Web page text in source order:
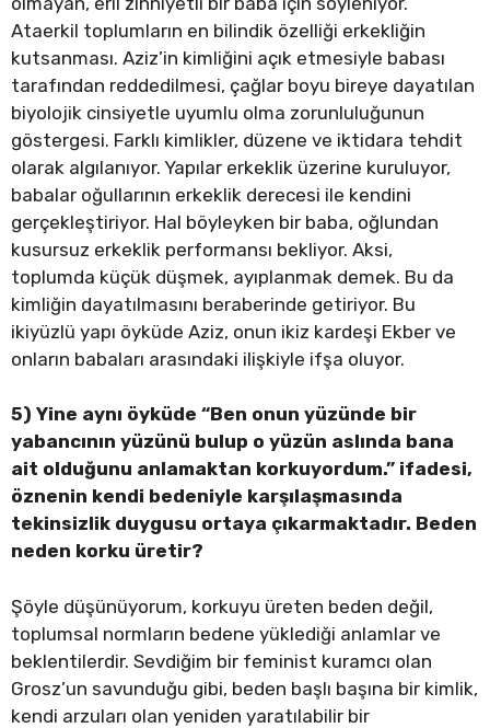
Ataerkil toplumların en bilindik özelliği erkekliğin
kutsanması. Aziz’in kimliğini açık etmesiyle babası
tarafından reddedilmesi, çağlar boyu bireye dayatılan
biyolojik cinsiyetle uyumlu olma zorunluluğunun
göstergesi. Farklı kimlikler, düzene ve iktidara tehdit
olarak algılanıyor. Yapılar erkeklik üzerine kuruluyor,
babalar oğullarının erkeklik derecesi ile kendini
gerçekleştiriyor. Hal böyleyken bir baba, oğlundan
kusursuz erkeklik performansı bekliyor. Aksi,
toplumda küçük düşmek, ayıplanmak demek. Bu da
kimliğin dayatılmasını beraberinde getiriyor. Bu
ikiyüzlü yapı öyküde Aziz, onun ikiz kardeşi Ekber ve
onların babaları arasındaki ilişkiyle ifşa oluyor.
5) Yine aynı öyküde “Ben onun yüzünde bir
yabancının yüzünü bulup o yüzün aslında bana
ait olduğunu anlamaktan korkuyordum.” ifadesi,
öznenin kendi bedeniyle karşılaşmasında
tekinsizlik duygusu ortaya çıkarmaktadır. Beden
neden korku üretir?
Şöyle düşünüyorum, korkuyu üreten beden değil,
toplumsal normların bedene yüklediği anlamlar ve
beklentilerdir. Sevdiğim bir feminist kuramcı olan
Grosz’un savunduğu gibi, beden başlı başına bir kimlik,
kendi arzuları olan yeniden yaratılabilir bir